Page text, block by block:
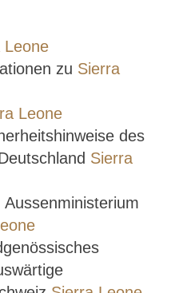
Leone
zu Sierra
Leone
des
Sierra